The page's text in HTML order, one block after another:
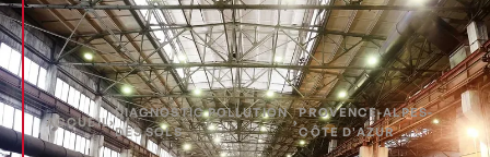
ACCUEIL›
DIAGNOSTIC POLLUTION
DES SOLS
›
PROVENCE-ALPES-
CÔTE D'AZUR